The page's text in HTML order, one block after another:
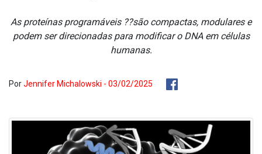
As proteínas programáveis ??são compactas, modulares e
podem ser direcionadas para modificar o DNA em células
humanas.
PorJennifer Michalowski - 03/02/2025